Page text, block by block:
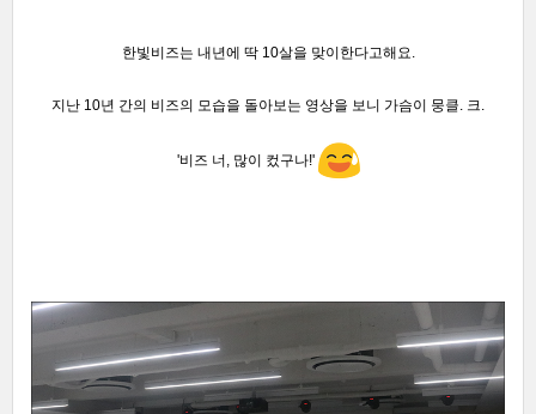
한빛비즈는 내년에 딱 10살을 맞이한다고해요.
지난 10년 간의 비즈의 모습을 돌아보는 영상을 보니 가슴이 뭉클. 크.
'비즈 너, 많이 컸구나!'